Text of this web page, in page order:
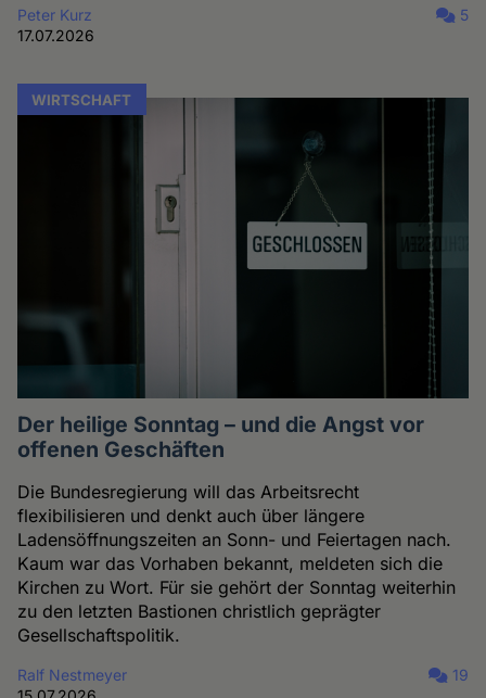
Peter Kurz
17.07.2026
5
WIRTSCHAFT
Der heilige Sonntag – und die Angst vor
offenen Geschäften
Die Bundesregierung will das Arbeitsrecht
flexibilisieren und denkt auch über längere
Ladensöffnungszeiten an Sonn- und Feiertagen nach.
Kaum war das Vorhaben bekannt, meldeten sich die
Kirchen zu Wort. Für sie gehört der Sonntag weiterhin
zu den letzten Bastionen christlich geprägter
Gesellschaftspolitik.
Ralf Nestmeyer
19